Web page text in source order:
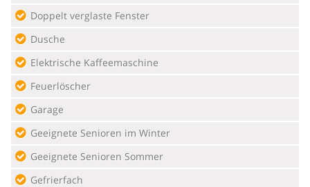
Doppelt verglaste Fenster
Dusche
Elektrische Kaffeemaschine
Feuerlöscher
Garage
Geeignete Senioren im Winter
Geeignete Senioren Sommer
Gefrierfach